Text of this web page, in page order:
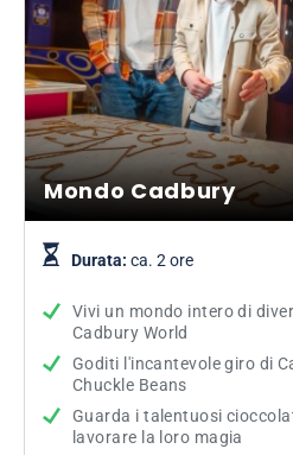
Mondo Cadbury
Durata: ca. 2 ore
Vivi un mondo intero di
Cadbury World
Goditi l'incantevole giro di
Chuckle Beans
Guarda i talentuosi
lavorare la loro magia